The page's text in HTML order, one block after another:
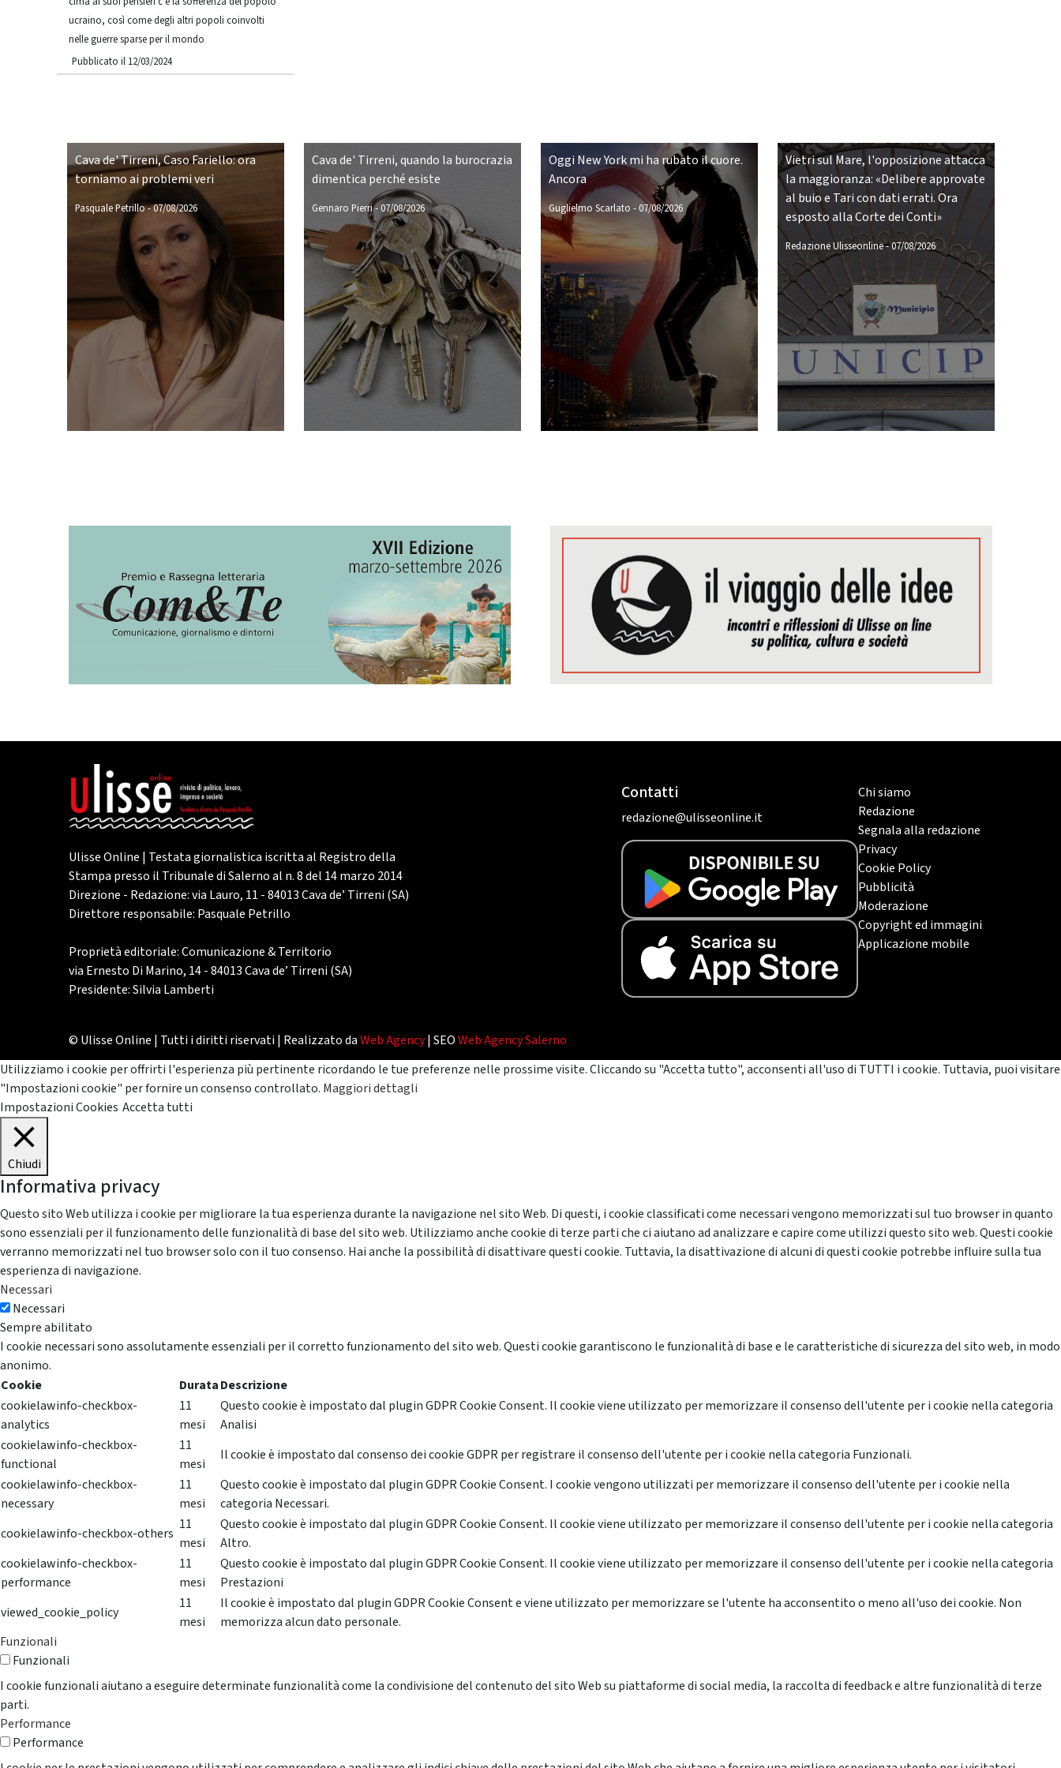
ucraino, così come degli altri popoli coinvolti
nelle guerre sparse per il mondo
Pubblicato il 12/03/2024
Cava de' Tirreni, Caso Fariello: ora
torniamo ai problemi veri
Pasquale Petrillo-07/08/2026
Cava de' Tirreni, quando la burocrazia
dimentica perché esiste
Gennaro Pierri- 07/08/2026
Oggi New York mi ha rubato il cuore.
Ancora
Guglielmo Scarlato -07/08/2026
Vietri sul Mare, l'opposizione attacca
la maggioranza: «Delibere approvate
al buio e Tari con dati errati. Ora
esposto alla Corte dei Conti»
Redazione Ulisseonline-07/08/2026
Ulisse Online | Testata giornalistica iscritta al Registro della
Stampa presso il Tribunale di Salerno al n. 8 del 14 marzo 2014
Direzione - Redazione: via Lauro, 11 - 84013 Cava de’ Tirreni (SA)
Direttore responsabile: Pasquale Petrillo
Proprietà editoriale: Comunicazione & Territorio
via Ernesto Di Marino, 14 - 84013 Cava de’ Tirreni (SA)
Presidente: Silvia Lamberti
Contatti
redazione@ulisseonline.it
Chi siamo
Redazione
Segnala alla redazione
Privacy
Cookie Policy
Pubblicità
Moderazione
Copyright ed immagini
Applicazione mobile
© Ulisse Online | Tutti i diritti riservati | Realizzato daWeb Agency| SEOWeb Agency Salerno
Utilizziamo i cookie per offrirti l'esperienza più pertinente ricordando le tue preferenze nelle prossime visite. Cliccando su "Accetta tutto", acconsenti all'uso di TUTTI i cookie. Tuttavia, puoi visitare
"Impostazioni cookie" per fornire un consenso controllato. Maggiori dettagli
Impostazioni Cookies Accetta tutti
Chiudi
Informativa privacy
Questo sito Web utilizza i cookie per migliorare la tua esperienza durante la navigazione nel sito Web. Di questi, i cookie classificati come necessari vengono memorizzati sul tuo browser in quanto
sono essenziali per il funzionamento delle funzionalità di base del sito web. Utilizziamo anche cookie di terze parti che ci aiutano ad analizzare e capire come utilizzi questo sito web. Questi cookie
verranno memorizzati nel tuo browser solo con il tuo consenso. Hai anche la possibilità di disattivare questi cookie. Tuttavia, la disattivazione di alcuni di questi cookie potrebbe influire sulla tua
esperienza di navigazione.
Necessari
Necessari
Sempre abilitato
I cookie necessari sono assolutamente essenziali per il corretto funzionamento del sito web. Questi cookie garantiscono le funzionalità di base e le caratteristiche di sicurezza del sito web, in modo
anonimo.
Cookie
DurataDescrizione
cookielawinfo-checkbox-
analytics
11
mesi
Questo cookie è impostato dal plugin GDPR Cookie Consent. Il cookie viene utilizzato per memorizzare il consenso dell'utente per i cookie nella categoria
Analisi
cookielawinfo-checkbox-
functional
11
mesi
Il cookie è impostato dal consenso dei cookie GDPR per registrare il consenso dell'utente per i cookie nella categoria Funzionali.
cookielawinfo-checkbox-
necessary
11
mesi
Questo cookie è impostato dal plugin GDPR Cookie Consent. I cookie vengono utilizzati per memorizzare il consenso dell'utente per i cookie nella
categoria Necessari.
cookielawinfo-checkbox-others
11
mesi
Questo cookie è impostato dal plugin GDPR Cookie Consent. Il cookie viene utilizzato per memorizzare il consenso dell'utente per i cookie nella categoria
Altro.
cookielawinfo-checkbox-
performance
11
mesi
Questo cookie è impostato dal plugin GDPR Cookie Consent. Il cookie viene utilizzato per memorizzare il consenso dell'utente per i cookie nella categoria
Prestazioni
viewed_cookie_policy
11
mesi
Il cookie è impostato dal plugin GDPR Cookie Consent e viene utilizzato per memorizzare se l'utente ha acconsentito o meno all'uso dei cookie. Non
memorizza alcun dato personale.
Funzionali
Funzionali
I cookie funzionali aiutano a eseguire determinate funzionalità come la condivisione del contenuto del sito Web su piattaforme di social media, la raccolta di feedback e altre funzionalità di terze
parti.
Performance
Performance